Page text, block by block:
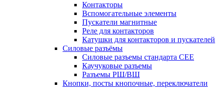
Контакторы
Вспомогательные элементы
Пускатели магнитные
Реле для контакторов
Катушки для контакторов и пускателей
Силовые разъёмы
Силовые разъемы стандарта СЕЕ
Каучуковые разъемы
Разъемы РШ/ВШ
Кнопки, посты кнопочные, переключатели